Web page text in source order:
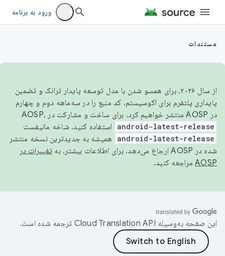
ورود به برنامه
مستندات
از سال ۲۰۲۶، برای همسو شدن با مدل توسعه پایدار ترانک و تضمین
پایداری پلتفرم برای اکوسیستم، کد منبع را در سه‌ماهه دوم و چهارم
در AOSP منتشر خواهیم کرد. برای ساخت و مشارکت در AOSP،
android-latest-release استفاده کنید. شاخه مانیفست
android-latest-release
همیشه به جدیدترین نسخه منتشر
شده در AOSP ارجاع می‌دهد. برای اطلاعات بیشتر، به
تغییرات در
AOSP مراجعه کنید.
این صفحه به‌وسیله ترجمه شده است.